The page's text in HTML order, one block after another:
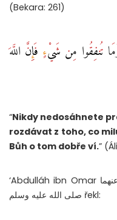
(Bekara: 261)
تُنفِقُوا مِن شَيْءٍ فَإِنَّ اللَّهَ
“Nikdy nedosáhnete
rozdávat z toho, co
Bůh o tom dobře ví.”
‘Abdulláh ibn Omar رضي الله عنهما vyprávěl, že Posel Boží
صلى الله عليه وسلم řekl: